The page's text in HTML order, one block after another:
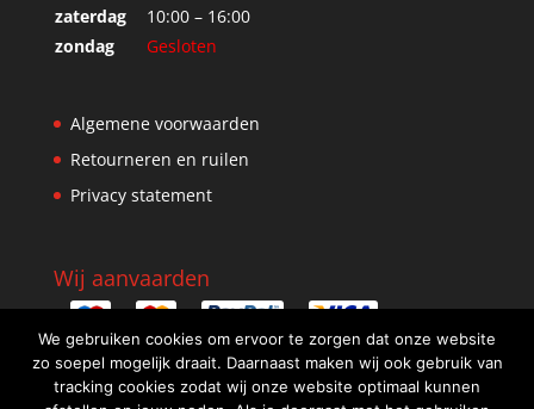
zaterdag
10:00 – 16:00
zondag
Gesloten
Algemene voorwaarden
Retourneren en ruilen
Privacy statement
Wij aanvaarden
We gebruiken cookies om ervoor te zorgen dat onze website
zo soepel mogelijk draait. Daarnaast maken wij ook gebruik van
tracking cookies zodat wij onze website optimaal kunnen